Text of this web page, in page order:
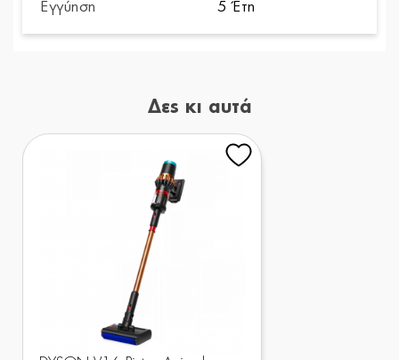
Εγγύηση 5 Έτη
Δες κι αυτά